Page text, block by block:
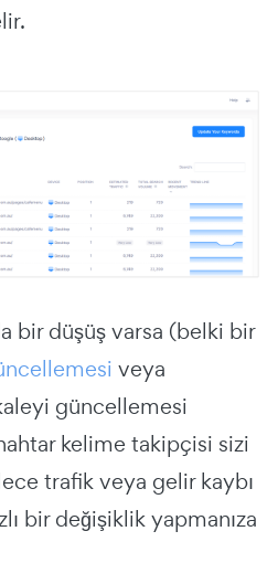
bir düşüş varsa (belki bir
veya
güncellemesi
kelime takipçisi sizi
trafik veya gelir kaybı
bir değişiklik yapmanıza